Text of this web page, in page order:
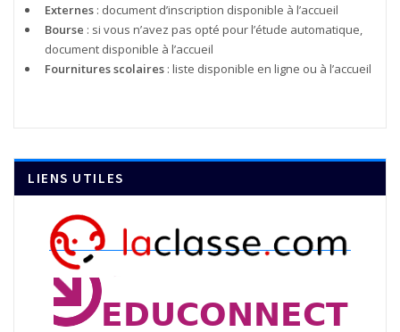
Externes : document d’inscription disponible à l’accueil
Bourse : si vous n’avez pas opté pour l’étude automatique,
document disponible à l’accueil
Fournitures scolaires : liste disponible en ligne ou à l’accueil
LIENS UTILES